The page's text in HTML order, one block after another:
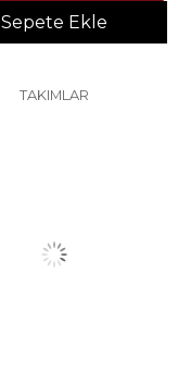
Sepete Ekle
TAKIMLAR